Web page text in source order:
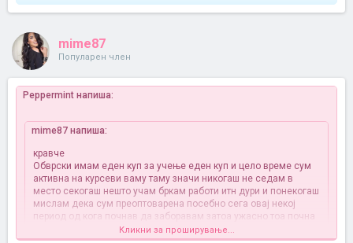
mime87
Популарен член
Peppermint напиша:
mime87 напиша:
кравче
Обврски имам еден куп за учење еден куп и цело време сум
активна на курсеви ваму таму значи никогаш не седам в
место секогаш нешто учам бркам работи итн дури и понекогаш
мислам дека сум преоптоварена посебно сега овај некој
период од кога почнав да заборавам затоа ужасно тоа почна
да ми смета неможам да ги завршам работите како што треба
Кликни за проширување...